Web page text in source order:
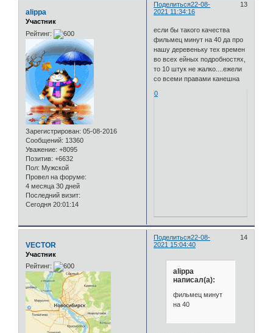
Поделиться 13
22-08-
2021 11:34:16
alippa
Участник
Рейтинг:
Зарегистрирован: 05-08-2016
Сообщений: 13360
Уважение: +8095
Позитив: +6632
Пол: Мужской
Провел на форуме:
4 месяца 30 дней
Последний визит:
Сегодня 20:01:14
если бы такого качества
фильмец минут на 40 да про
нашу деревеньку тех времен
во всех ейных подробностях,
то 10 штук не жалко....ежели
со всеми правами канешна
0
Поделиться 14
22-08-
2021 15:04:40
VECTOR
Участник
Рейтинг:
alippa
написал(а):
фильмец минут
на 40